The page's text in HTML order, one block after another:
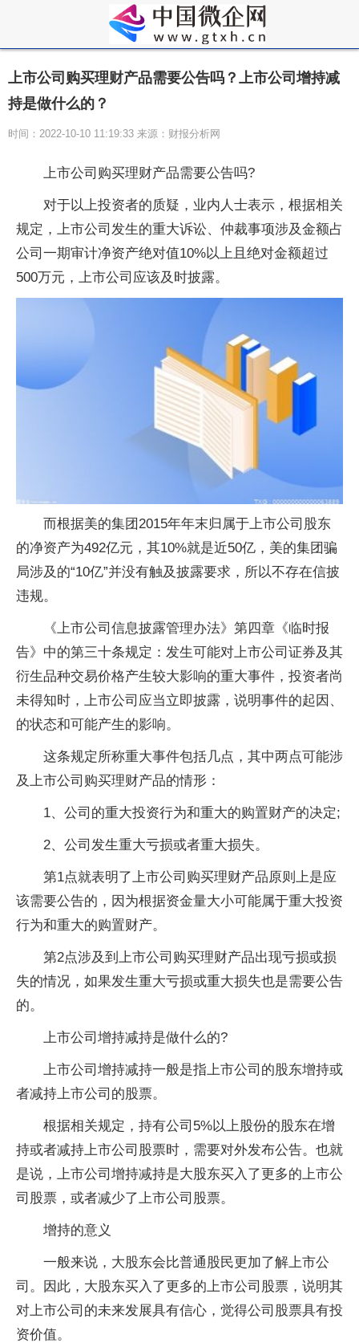
上市公司购买理财产品需要公告吗？上市公司增持减
持是做什么的？
时间：2022-10-10 11:19:33 来源：财报分析网
上市公司购买理财产品需要公告吗?
对于以上投资者的质疑，业内人士表示，根据相关
规定，上市公司发生的重大诉讼、仲裁事项涉及金额占
公司一期审计净资产绝对值10%以上且绝对金额超过
500万元，上市公司应该及时披露。
而根据美的集团2015年年末归属于上市公司股东
的净资产为492亿元，其10%就是近50亿，美的集团骗
局涉及的“10亿”并没有触及披露要求，所以不存在信披
违规。
《上市公司信息披露管理办法》第四章《临时报
告》中的第三十条规定：发生可能对上市公司证券及其
衍生品种交易价格产生较大影响的重大事件，投资者尚
未得知时，上市公司应当立即披露，说明事件的起因、
的状态和可能产生的影响。
这条规定所称重大事件包括几点，其中两点可能涉
及上市公司购买理财产品的情形：
1、公司的重大投资行为和重大的购置财产的决定;
2、公司发生重大亏损或者重大损失。
第1点就表明了上市公司购买理财产品原则上是应
该需要公告的，因为根据资金量大小可能属于重大投资
行为和重大的购置财产。
第2点涉及到上市公司购买理财产品出现亏损或损
失的情况，如果发生重大亏损或重大损失也是需要公告
的。
上市公司增持减持是做什么的?
上市公司增持减持一般是指上市公司的股东增持或
者减持上市公司的股票。
根据相关规定，持有公司5%以上股份的股东在增
持或者减持上市公司股票时，需要对外发布公告。也就
是说，上市公司增持减持是大股东买入了更多的上市公
司股票，或者减少了上市公司股票。
增持的意义
一般来说，大股东会比普通股民更加了解上市公
司。因此，大股东买入了更多的上市公司股票，说明其
对上市公司的未来发展具有信心，觉得公司股票具有投
资价值。